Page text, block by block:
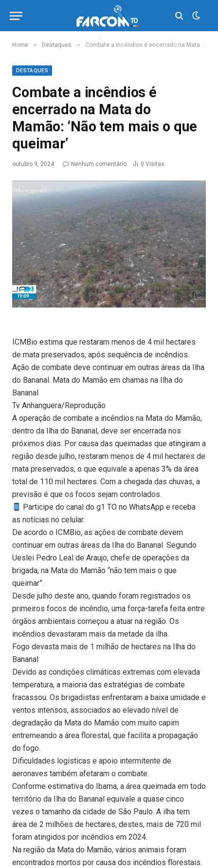
Home » Destaques » Combate a incêndios é encerrado na Mata do Mamão: ‘Não tem mais o que queimar’
DESTAQUES
Combate a incêndios é
encerrado na Mata do
Mamão: ‘Não tem mais o que
queimar’
outubro 9, 2024 Nenhum comentário 0 Visitas
ICMBio estima que restaram menos de 4 mil hectares
de mata preservados, após sequência de incêndios.
Ação de combate deve continuar em outras áreas da Ilha
do Bananal. Mata do Mamão em chamas na Ilha do
Bananal
Tv Anhanguera/Reprodução
A operação de combate a incêndios na Mata do Mamão,
dentro da Ilha do Bananal, deve ser encerrada nos
próximos dias. Por causa das queimadas que atingiram a
região desde julho, restaram menos de 4 mil hectares de
mata preservados, o que equivale a apenas 3% da área
total de 110 mil hectares. Com a chegada das chuvas, a
previsão é que os focos sejam controlados.
Participe do canal do g1 TO no WhatsApp e receba
as notícias no celular.
De acordo o ICMBio, as ações de combate devem
continuar em outras áreas da Ilha do Bananal. Segundo
Ueslei Pedro Leal de Araujo, chefe de operações da
brigada, na Mata do Mamão “não tem mais o que
queimar”.
Desde julho deste ano, quando foram registrados os
primeiros focos de incêndio, uma força-tarefa feita entre
órgãos ambientais começou a atuar na região. Os
incêndios devastaram mais da metade da ilha.
Fogo devasta mais de 1 milhão de hectares na Ilha do
Bananal
Devido as condições climáticas extremas com elevada
temperatura, a maioria das estratégias de combate
fracassou. Os brigadistas enfrentaram a baixa umidade e
ventos intensos, associados ao elevado nível de
degradação da Mata do Mamão com muito capim
entremeando a área florestal, que facilita a propagação
do fogo.
Dificuldades logísticas e apoio intermitente de
aeronaves também afetaram o combate.
Conforme estimativa do Ibama, a área queimada em todo
território da Ilha do Bananal equivale a quase cinco
vezes o tamanho da cidade de São Paulo. A ilha tem
área de 2 milhões de hectares, destes, mais de 720 mil
foram atingidos por incêndios em 2024.
Na região da Mata do Mamão, vários animais foram
encontrados mortos por causa dos incêndios florestais.